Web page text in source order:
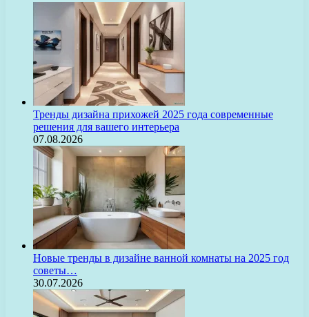
Тренды дизайна прихожей 2025 года современные
решения для вашего интерьера
07.08.2026
Новые тренды в дизайне ванной комнаты на 2025 год
советы…
30.07.2026